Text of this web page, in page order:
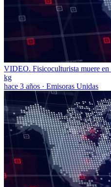
VIDEO. Fisicoculturista muere en
kg
hace 3 años · Emisoras Unidas